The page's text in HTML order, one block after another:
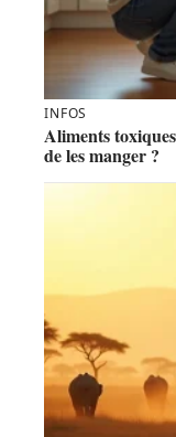
INFOS
Aliments
de les manger ?